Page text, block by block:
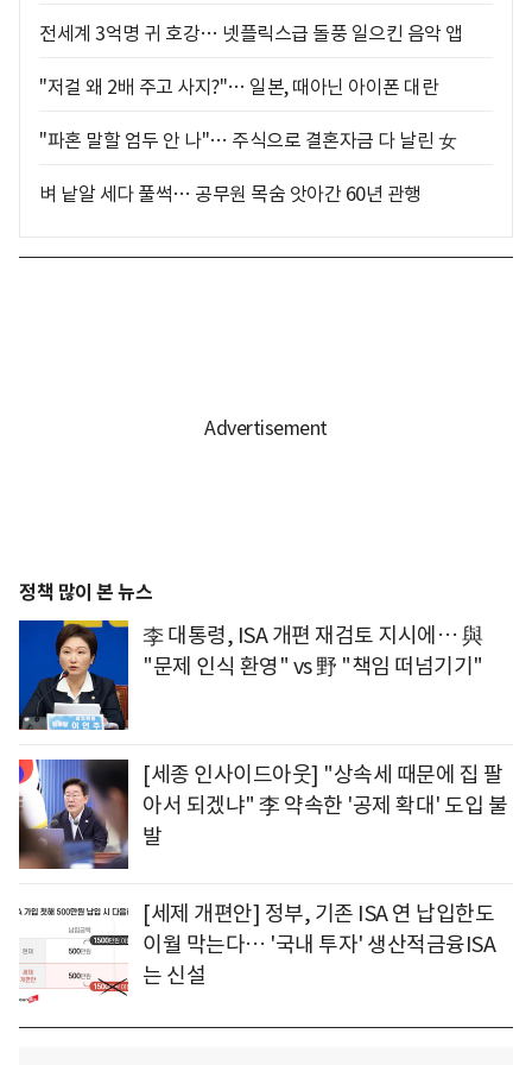
전세계 3억명 귀 호강… 넷플릭스급 돌풍 일으킨 음악 앱
"저걸 왜 2배 주고 사지?"… 일본, 때아닌 아이폰 대란
"파혼 말할 엄두 안 나"… 주식으로 결혼자금 다 날린 女
벼 낱알 세다 풀썩… 공무원 목숨 앗아간 60년 관행
정책 많이 본 뉴스
李 대통령, ISA 개편 재검토 지시에… 與
"문제 인식 환영" vs 野 "책임 떠넘기기"
[세종 인사이드아웃] "상속세 때문에 집 팔
아서 되겠냐" 李 약속한 '공제 확대' 도입 불
발
[세제 개편안] 정부, 기존 ISA 연 납입한도
이월 막는다… '국내 투자' 생산적금융ISA
는 신설